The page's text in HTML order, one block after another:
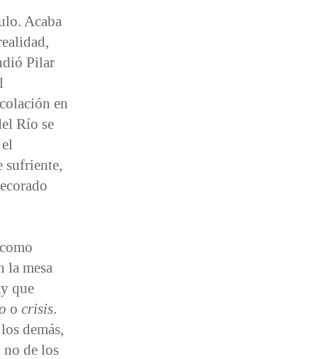
Acaba
Pilar
en
Río se
sufriente,
la mesa
que
o crisis.
demás,
de los